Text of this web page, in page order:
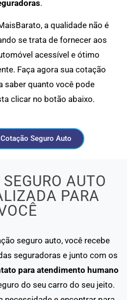
.
a qualidade não é
se trata de fornecer aos
acessível e ótimo
Faça agora sua cotação
saber quanto você pode
clicar no botão abaixo.
Seguro Auto
AUTO
PARA
seguro auto, você recebe
seguradoras e junto com os
para atendimento humano
do seu carro do seu jeito.